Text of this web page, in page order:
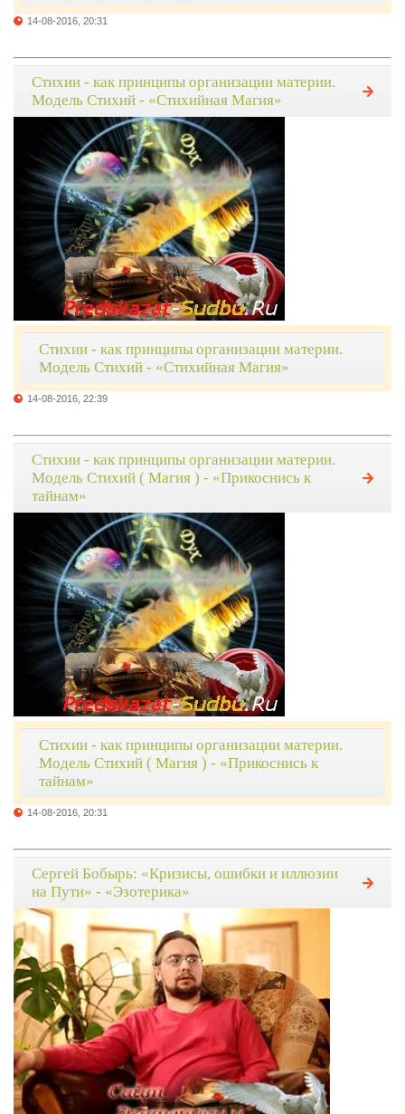
14-08-2016, 20:31
Стихии - как принципы организации материи.
Модель Стихий - «Стихийная Магия»
Стихии - как принципы организации материи.
Модель Стихий - «Стихийная Магия»
14-08-2016, 22:39
Стихии - как принципы организации материи.
Модель Стихий ( Магия ) - «Прикоснись к
тайнам»
Стихии - как принципы организации материи.
Модель Стихий ( Магия ) - «Прикоснись к
тайнам»
14-08-2016, 20:31
Сергей Бобырь: «Кризисы, ошибки и иллюзии
на Пути» - «Эзотерика»